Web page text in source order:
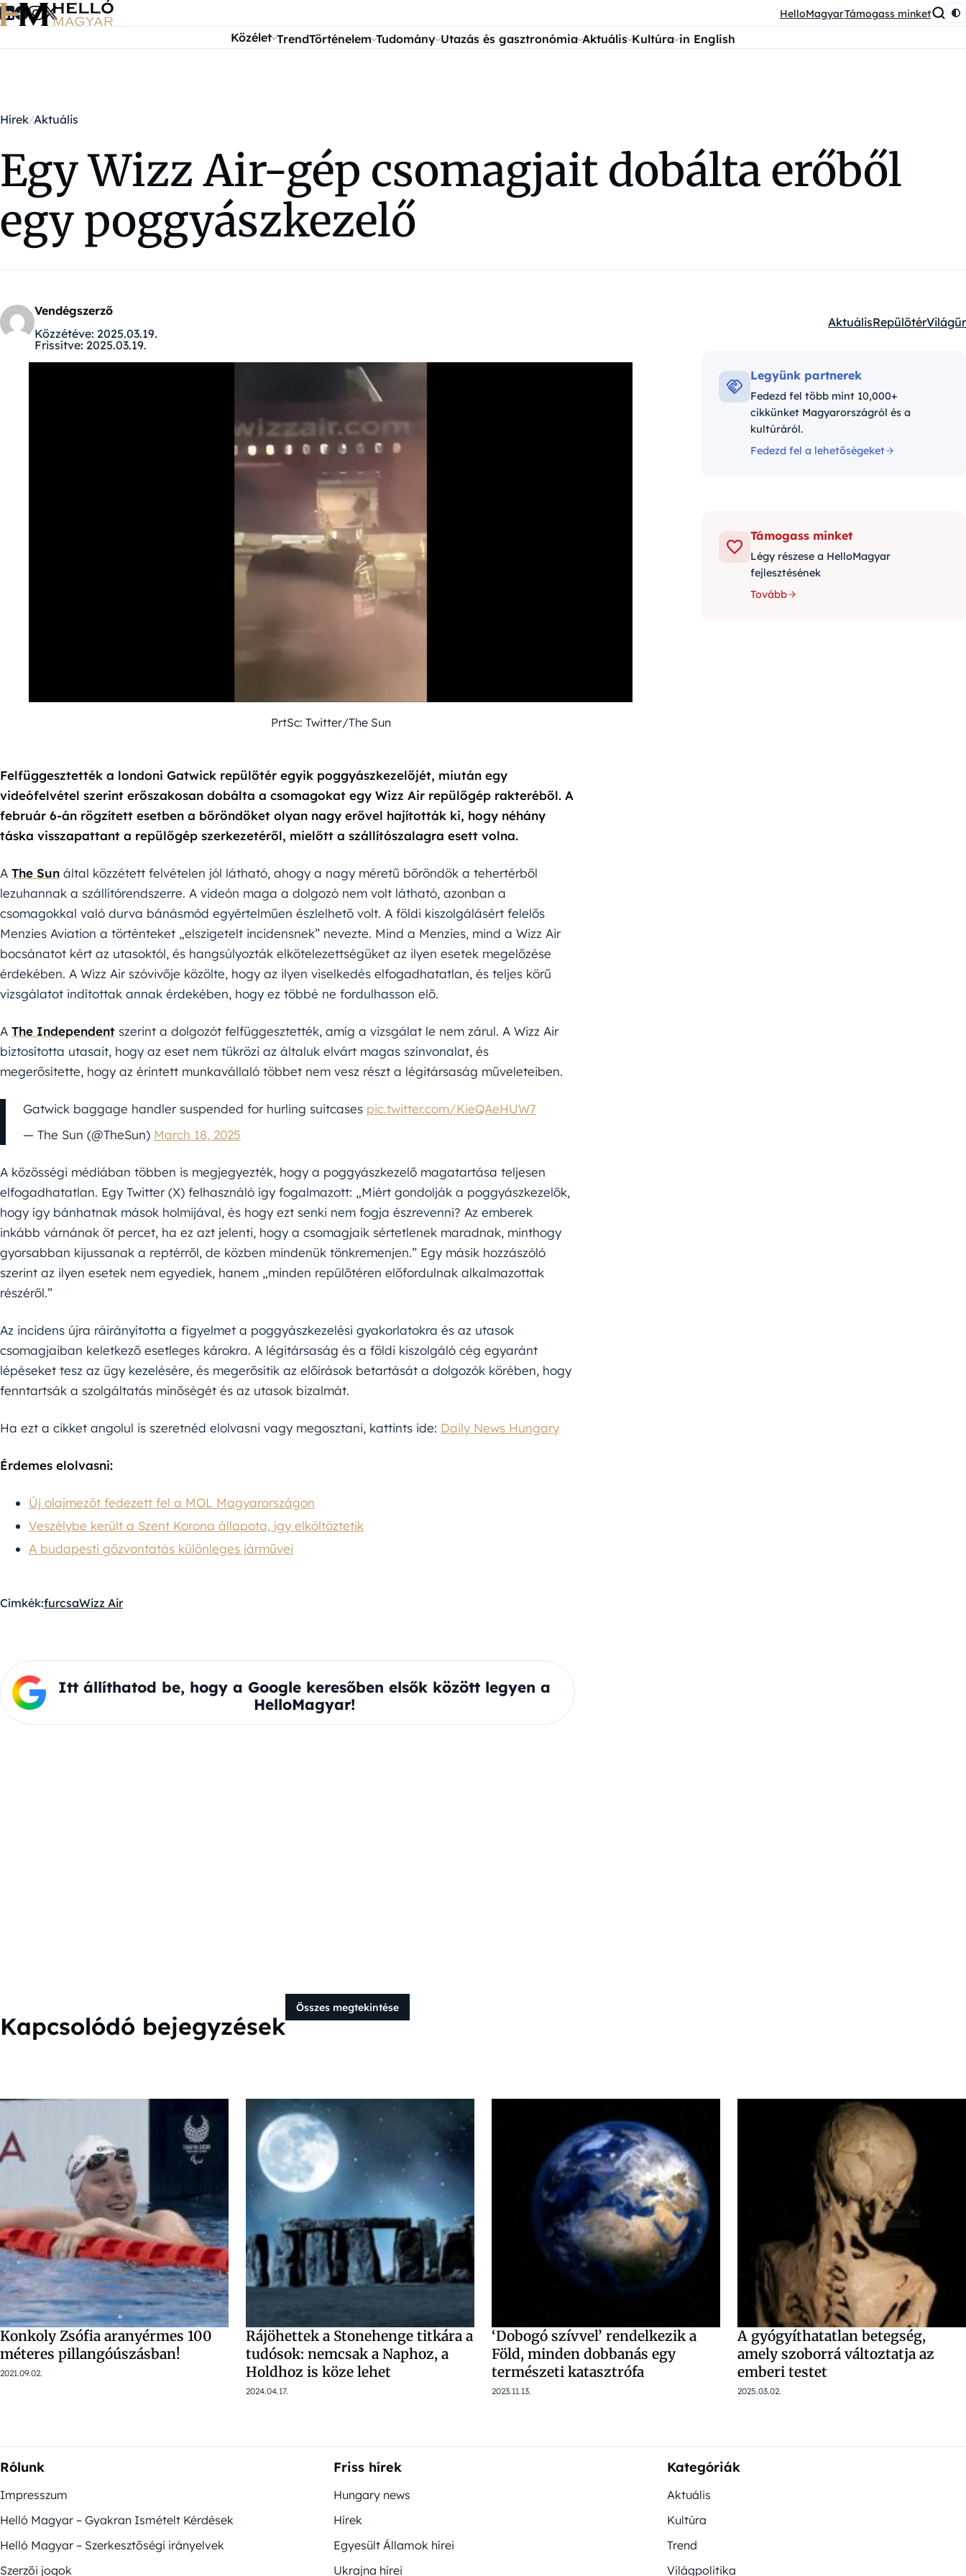
Ugrás a tartalomra HelloMagyarTámogass minket
Közélet TrendTörténelem Tudomány Utazás és gasztronómia Aktuális Kultúra in English
Hírek Aktuális
Egy Wizz Air-gép csomagjait dobálta erőből
egy poggyászkezelő
Vendégszerző
Közzétéve: 2025.03.19.
Frissítve: 2025.03.19.
Kategóriák:
AktuálisRepülőtérVilágűr
PrtSc: Twitter/The Sun
Felfüggesztették a londoni Gatwick repülőtér egyik poggyászkezelőjét, miután egy
videófelvétel szerint erőszakosan dobálta a csomagokat egy Wizz Air repülőgép rakteréből. A
február 6-án rögzített esetben a bőröndöket olyan nagy erővel hajították ki, hogy néhány
táska visszapattant a repülőgép szerkezetéről, mielőtt a szállítószalagra esett volna.
A The Sun által közzétett felvételen jól látható, ahogy a nagy méretű bőröndök a tehertérből
lezuhannak a szállítórendszerre. A videón maga a dolgozó nem volt látható, azonban a
csomagokkal való durva bánásmód egyértelműen észlelhető volt. A földi kiszolgálásért felelős
Menzies Aviation a történteket „elszigetelt incidensnek” nevezte. Mind a Menzies, mind a Wizz Air
bocsánatot kért az utasoktól, és hangsúlyozták elkötelezettségüket az ilyen esetek megelőzése
érdekében. A Wizz Air szóvivője közölte, hogy az ilyen viselkedés elfogadhatatlan, és teljes körű
vizsgálatot indítottak annak érdekében, hogy ez többé ne fordulhasson elő.
A The Independent szerint a dolgozót felfüggesztették, amíg a vizsgálat le nem zárul. A Wizz Air
biztosította utasait, hogy az eset nem tükrözi az általuk elvárt magas színvonalat, és
megerősítette, hogy az érintett munkavállaló többet nem vesz részt a légitársaság műveleteiben.
Gatwick baggage handler suspended for hurling suitcases pic.twitter.com/KieQAeHUW7
— The Sun (@TheSun) March 18, 2025
A közösségi médiában többen is megjegyezték, hogy a poggyászkezelő magatartása teljesen
elfogadhatatlan. Egy Twitter (X) felhasználó így fogalmazott: „Miért gondolják a poggyászkezelők,
hogy így bánhatnak mások holmijával, és hogy ezt senki nem fogja észrevenni? Az emberek
inkább várnának öt percet, ha ez azt jelenti, hogy a csomagjaik sértetlenek maradnak, minthogy
gyorsabban kijussanak a reptérről, de közben mindenük tönkremenjen.” Egy másik hozzászóló
szerint az ilyen esetek nem egyediek, hanem „minden repülőtéren előfordulnak alkalmazottak
részéről.”
Az incidens újra ráirányította a figyelmet a poggyászkezelési gyakorlatokra és az utasok
csomagjaiban keletkező esetleges károkra. A légitársaság és a földi kiszolgáló cég egyaránt
lépéseket tesz az ügy kezelésére, és megerősítik az előírások betartását a dolgozók körében, hogy
fenntartsák a szolgáltatás minőségét és az utasok bizalmát.
Ha ezt a cikket angolul is szeretnéd elolvasni vagy megosztani, kattints ide: Daily News Hungary
Érdemes elolvasni:
Új olajmezőt fedezett fel a MOL Magyarországon
Veszélybe került a Szent Korona állapota, így elköltöztetik
A budapesti gőzvontatás különleges járművei
Címkék:furcsaWizz Air
Itt állíthatod be, hogy a Google keresőben elsők között legyen a
HelloMagyar!
Legyünk partnerek
Fedezd fel több mint 10,000+
cikkünket Magyarországról és a
kultúráról.
Fedezd fel a lehetőségeket
Támogass minket
Légy részese a HelloMagyar
fejlesztésének
Tovább
Kapcsolódó bejegyzések
Összes megtekintése
Konkoly Zsófia aranyérmes 100
méteres pillangóúszásban!
2021.09.02.
Rájöhettek a Stonehenge titkára a
tudósok: nemcsak a Naphoz, a
Holdhoz is köze lehet
2024.04.17.
‘Dobogó szívvel’ rendelkezik a
Föld, minden dobbanás egy
természeti katasztrófa
2023.11.13.
A gyógyíthatatlan betegség,
amely szoborrá változtatja az
emberi testet
2025.03.02.
Rólunk
Impresszum
Helló Magyar – Gyakran Ismételt Kérdések
Helló Magyar – Szerkesztőségi irányelvek
Szerzői jogok
Friss hírek
Hungary news
Hírek
Egyesült Államok hírei
Ukrajna hírei
Kategóriák
Aktuális
Kultúra
Trend
Világpolitika